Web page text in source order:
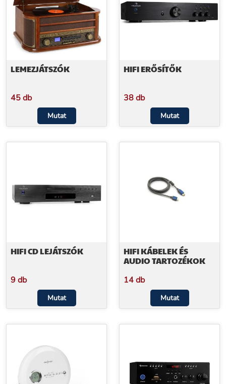
LEMEZJÁTSZÓK
45 db
Mutat
HIFI ERŐSÍTŐK
38 db
Mutat
HIFI CD LEJÁTSZÓK
9 db
Mutat
HIFI KÁBELEK ÉS
AUDIO TARTOZÉKOK
14 db
Mutat